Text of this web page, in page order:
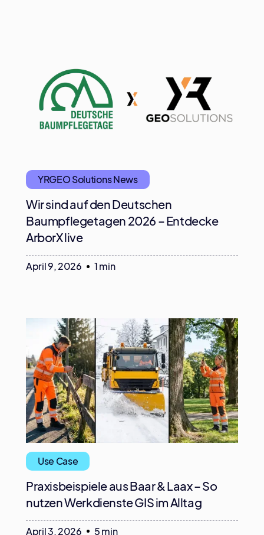
YRGEO Solutions News
Wir sind auf den Deutschen
Baumpflegetagen 2026 – Entdecke
ArborX live
April 9, 2026 1 min
Use Case
Praxisbeispiele aus Baar & Laax – So
nutzen Werkdienste GIS im Alltag
April 3, 2026 5 min